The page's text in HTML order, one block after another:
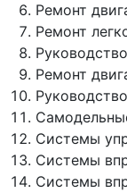
Ремонт
Ремонт
Ремонт
Системы
Системы
Системы